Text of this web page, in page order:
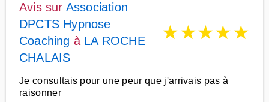
Avis sur Association
DPCTS Hypnose
Coaching à LA ROCHE
CHALAIS
★★★★★
Je consultais pour une peur que j'arrivais pas à
raisonner